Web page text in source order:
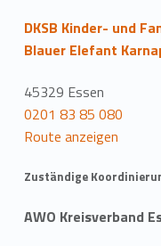
DKSB Kinder- und
Blauer Elefant
45329 Essen
0201 83 85 080
Route anzeigen
Zuständige
AWO Kreisverband